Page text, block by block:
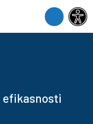
Menu
efikasnosti